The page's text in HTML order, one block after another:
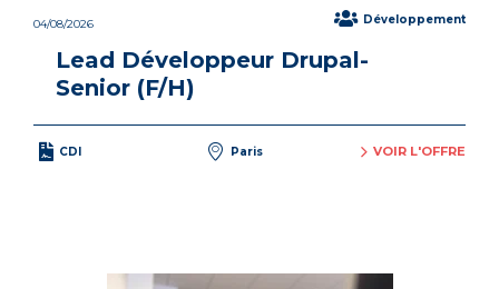
04/08/2026 Développement
Lead Développeur Drupal-
Senior (F/H)
CDI Paris VOIR L'OFFRE